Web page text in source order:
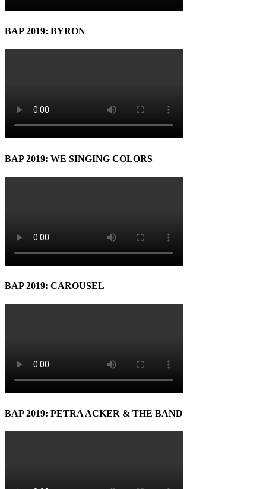
BAP 2019: BYRON
BAP 2019: WE SINGING COLORS
BAP 2019: CAROUSEL
BAP 2019: PETRA ACKER & THE BAND